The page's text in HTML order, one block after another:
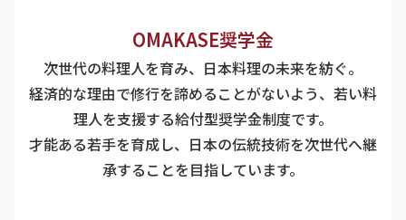
OMAKASE奨学金
次世代の料理人を育み、日本料理の未来を紡ぐ。
経済的な理由で修行を諦めることがないよう、若い料
理人を支援する給付型奨学金制度です。
才能ある若手を育成し、日本の伝統技術を次世代へ継
承することを目指しています。